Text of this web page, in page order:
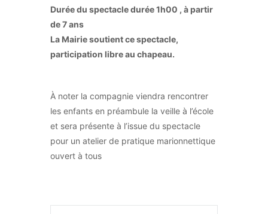
Durée du spectacle durée 1h00 , à partir
de 7 ans
La Mairie soutient ce spectacle,
participation libre au chapeau.
À noter la compagnie viendra rencontrer
les enfants en préambule la veille à l’école
et sera présente à l’issue du spectacle
pour un atelier de pratique marionnettique
ouvert à tous